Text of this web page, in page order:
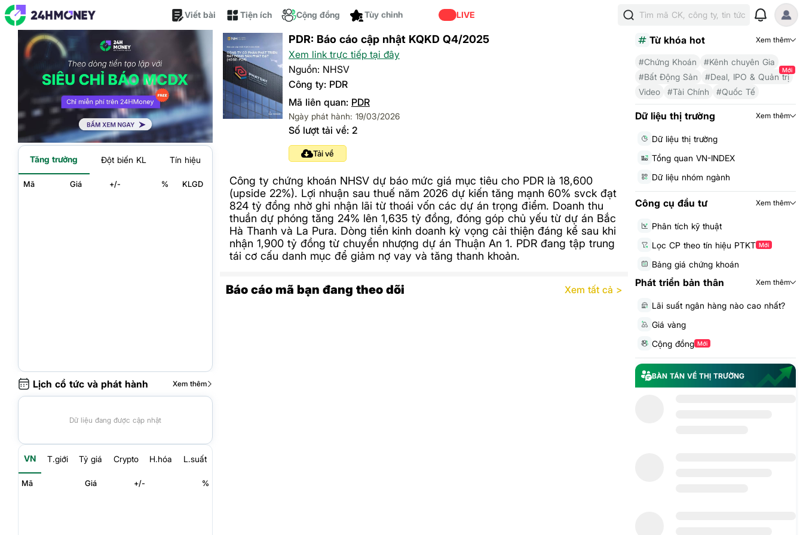
Viết bài Tiện ích Cộng đồng Tùy chỉnh LIVE Tìm mã CK, công ty, tin tức
Tăng trưởng Đột biến KL Tín hiệu
Mã Giá +/- % KLGD
Lịch cổ tức và phát hành Xem thêm
Dữ liệu đang được cập nhật
VN T.giới Tỷ giá Crypto H.hóa L.suất
Mã Giá +/- %
PDR: Báo cáo cập nhật KQKD Q4/2025
Xem link trực tiếp tại đây
Nguồn: NHSV
Công ty: PDR
Mã liên quan: PDR
Ngày phát hành: 19/03/2026
Số lượt tải về: 2
Tải về
Công ty chứng khoán NHSV dự báo mức giá mục tiêu cho PDR là 18,600
(upside 22%). Lợi nhuận sau thuế năm 2026 dự kiến tăng mạnh 60% svck đạt
824 tỷ đồng nhờ ghi nhận lãi từ thoái vốn các dự án trọng điểm. Doanh thu
thuần dự phóng tăng 24% lên 1,635 tỷ đồng, đóng góp chủ yếu từ dự án Bắc
Hà Thanh và La Pura. Dòng tiền kinh doanh kỳ vọng cải thiện đáng kể sau khi
nhận 1,900 tỷ đồng từ chuyển nhượng dự án Thuận An 1. PDR đang tập trung
tái cơ cấu danh mục để giảm nợ vay và tăng thanh khoản.
Báo cáo mã bạn đang theo dõi Xem tất cả >
Từ khóa hot Xem thêm
#Chứng Khoán
#Kênh chuyên Gia
#Bất Động Sản
#Deal, IPO & Quản trị
Mới
Video #Tài Chính #Quốc Tế
Dữ liệu thị trường Xem thêm
Dữ liệu thị trường
Tổng quan VN-INDEX
Dữ liệu nhóm ngành
Công cụ đầu tư Xem thêm
Phân tích kỹ thuật
Lọc CP theo tín hiệu PTKT Mới
Bảng giá chứng khoán
Phát triển bản thân Xem thêm
Lãi suất ngân hàng nào cao nhất?
Giá vàng
Cộng đồng Mới
BÀN TÁN VỀ THỊ TRƯỜNG